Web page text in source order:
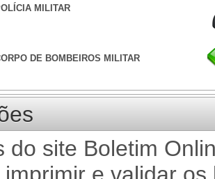
MILITAR
DE BOMBEIROS MILITAR
do site Boletim